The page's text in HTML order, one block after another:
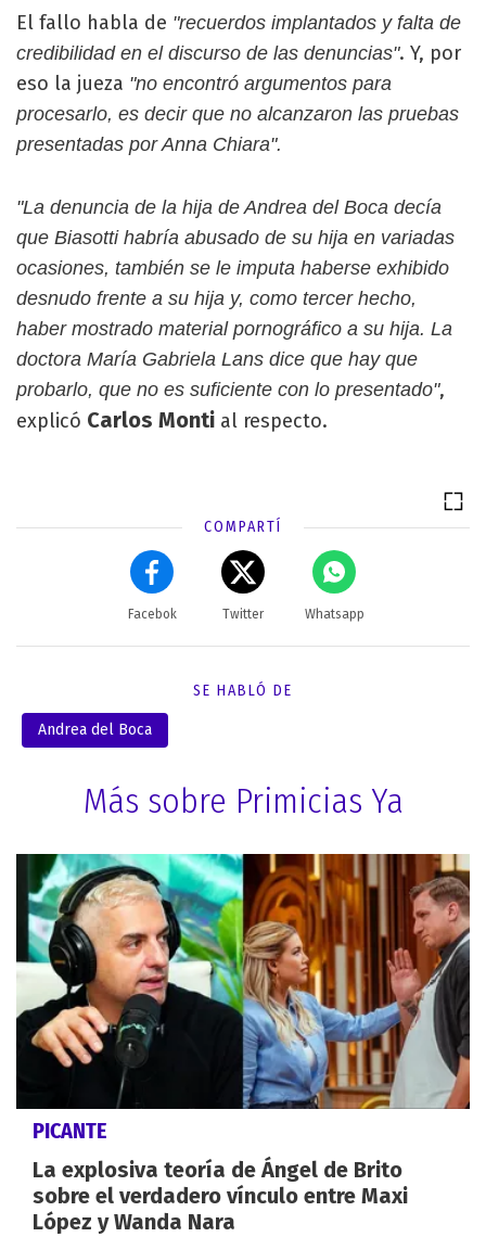
El fallo habla de "recuerdos implantados y falta de
credibilidad en el discurso de las denuncias". Y, por
eso la jueza "no encontró argumentos para
procesarlo, es decir que no alcanzaron las pruebas
presentadas por Anna Chiara".
"La denuncia de la hija de Andrea del Boca decía
que Biasotti habría abusado de su hija en variadas
ocasiones, también se le imputa haberse exhibido
desnudo frente a su hija y, como tercer hecho,
haber mostrado material pornográfico a su hija. La
doctora María Gabriela Lans dice que hay que
probarlo, que no es suficiente con lo presentado",
explicó Carlos Monti al respecto.
COMPARTÍ
Facebok Twitter Whatsapp
SE HABLÓ DE
Andrea del Boca
Más sobre Primicias Ya
PICANTE
La explosiva teoría de Ángel de Brito
sobre el verdadero vínculo entre Maxi
López y Wanda Nara